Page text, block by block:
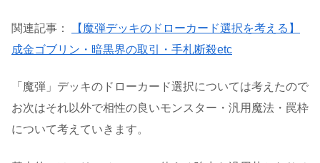
関連記事：
【魔弾デッキのドローカード選択を考える】
成金ゴブリン・暗黒界の取引・手札断殺etc
「魔弾」デッキのドローカード選択については考えたので
お次はそれ以外で相性の良いモンスター・汎用魔法・罠枠
について考えていきます。